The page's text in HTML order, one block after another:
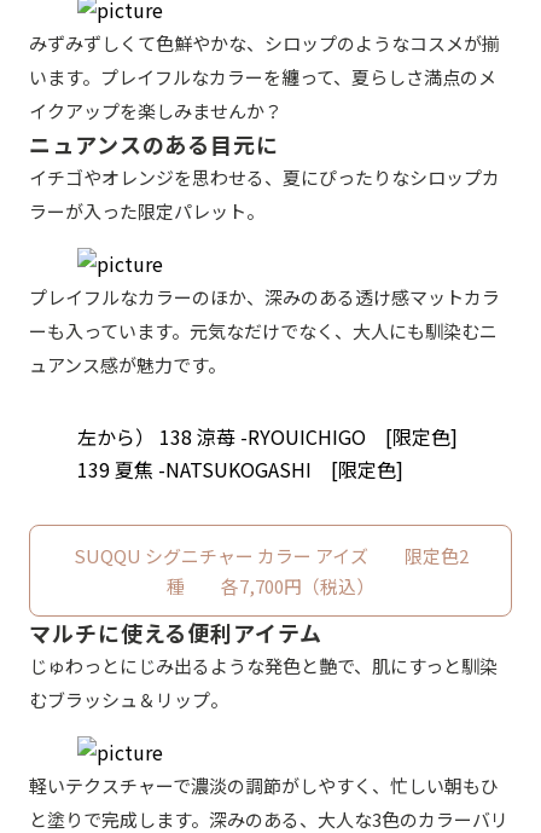
みずみずしくて色鮮やかな、シロップのようなコスメが揃
います。プレイフルなカラーを纏って、夏らしさ満点のメ
イクアップを楽しみませんか？
ニュアンスのある目元に
イチゴやオレンジを思わせる、夏にぴったりなシロップカ
ラーが入った限定パレット。
プレイフルなカラーのほか、深みのある透け感マットカラ
ーも入っています。元気なだけでなく、大人にも馴染むニ
ュアンス感が魅力です。
左から） 138 涼苺 -RYOUICHIGO [限定色]
139 夏焦 -NATSUKOGASHI [限定色]
SUQQU シグニチャー カラー アイズ 限定色2
種 各7,700円（税込）
マルチに使える便利アイテム
じゅわっとにじみ出るような発色と艶で、肌にすっと馴染
むブラッシュ＆リップ。
軽いテクスチャーで濃淡の調節がしやすく、忙しい朝もひ
と塗りで完成します。深みのある、大人な3色のカラーバリ